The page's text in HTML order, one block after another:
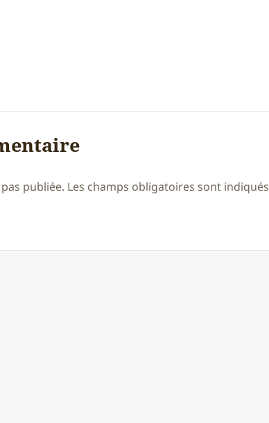
publiée. Les champs obligatoires sont indiqués